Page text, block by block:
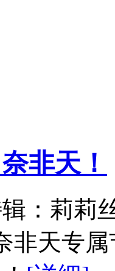
非天！
：莉莉
非天专